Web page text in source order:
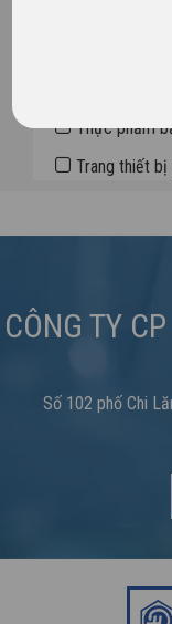
Thực phẩm
Trang thiết
CÔNG TY
Số 102 phố Chi